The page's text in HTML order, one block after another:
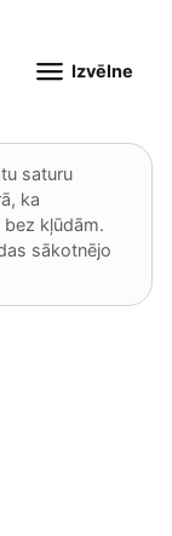
Izvēlne
saturu
ka
kļūdām.
sākotnējo